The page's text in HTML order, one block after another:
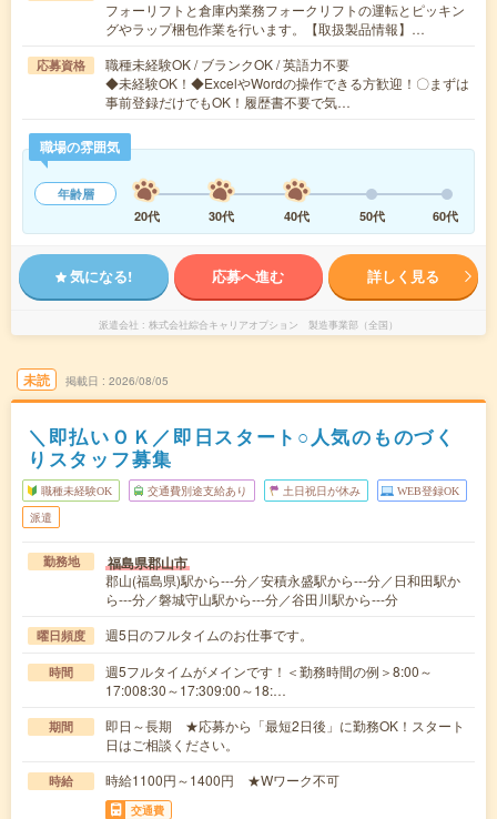
フォーリフトと倉庫内業務フォークリフトの運転とピッキン
グやラップ梱包作業を行います。【取扱製品情報】…
応募資格
職種未経験OK / ブランクOK / 英語力不要
◆未経験OK！◆ExcelやWordの操作できる方歓迎！〇まずは
事前登録だけでもOK！履歴書不要で気…
職場の雰囲気
年齢層
20代
30代 40代 50代 60代
気になる! 応募へ進む 詳しく見る
派遣会社 株式会社綜合キャリアオプション 製造事業部（全国）
未読 掲載日 2026/08/05
＼即払いＯＫ／即日スタート○人気のものづく
りスタッフ募集
職種未経験OK 交通費別途支給あり 土日祝日が休み WEB登録OK
派遣
勤務地 福島県郡山市
郡山(福島県)駅から---分／安積永盛駅から---分／日和田駅か
ら---分／磐城守山駅から---分／谷田川駅から---分
曜日頻度 週5日のフルタイムのお仕事です。
時間
週5フルタイムがメインです！＜勤務時間の例＞8:00～
17:008:30～17:309:00～18:…
期間
即日～長期 ★応募から「最短2日後」に勤務OK！スタート
日はご相談ください。
時給 時給1100円～1400円 ★Wワーク不可
交通費